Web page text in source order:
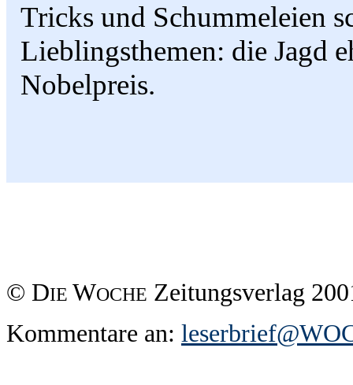
Tricks und Schummeleien
Lieblingsthemen: die Jagd
Nobelpreis.
© DIE WOCHE Zeitungsverlag
Kommentare an: leserbrief@W